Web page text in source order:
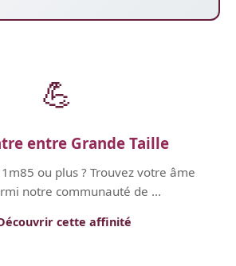
💪
entre Grande Taille
ou plus ? Trouvez votre âme
notre communauté de ...
cette affinité